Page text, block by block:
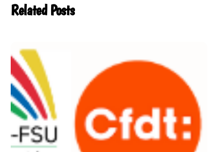
Related Posts